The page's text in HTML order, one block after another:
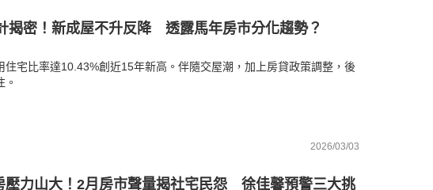
揭密！新成屋不升反降 透露馬年房市分化趨勢？
住宅比率達10.43%創近15年新高。伴隨交屋潮，加上房貸政策調整，後
2026/03/03
壓力山大！2月房市聲量揭社宅民怨 徐佳馨預警三大挑